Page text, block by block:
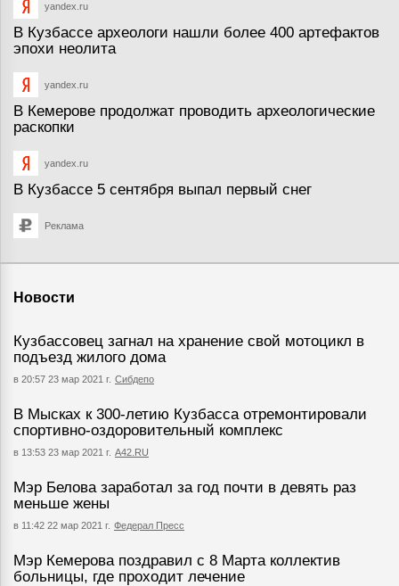
yandex.ru
В Кузбассе археологи нашли более 400 артефактов
эпохи неолита
yandex.ru
В Кемерове продолжат проводить археологические
раскопки
yandex.ru
В Кузбассе 5 сентября выпал первый снег
Реклама
Новости
Кузбассовец загнал на хранение свой мотоцикл в
подъезд жилого дома
в 20:57 23 мар 2021 г. Сибдепо
В Мысках к 300-летию Кузбасса отремонтировали
спортивно-оздоровительный комплекс
в 13:53 23 мар 2021 г. А42.RU
Мэр Белова заработал за год почти в девять раз
меньше жены
в 11:42 22 мар 2021 г. Федерал Пресс
Мэр Кемерова поздравил с 8 Марта коллектив
больницы, где проходит лечение